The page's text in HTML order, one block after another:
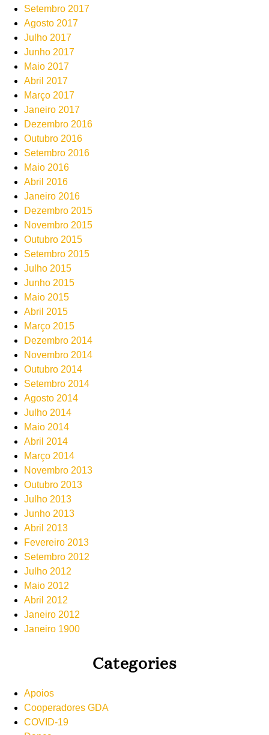
Setembro 2017
Agosto 2017
Julho 2017
Junho 2017
Maio 2017
Abril 2017
Março 2017
Janeiro 2017
Dezembro 2016
Outubro 2016
Setembro 2016
Maio 2016
Abril 2016
Janeiro 2016
Dezembro 2015
Novembro 2015
Outubro 2015
Setembro 2015
Julho 2015
Junho 2015
Maio 2015
Abril 2015
Março 2015
Dezembro 2014
Novembro 2014
Outubro 2014
Setembro 2014
Agosto 2014
Julho 2014
Maio 2014
Abril 2014
Março 2014
Novembro 2013
Outubro 2013
Julho 2013
Junho 2013
Abril 2013
Fevereiro 2013
Setembro 2012
Julho 2012
Maio 2012
Abril 2012
Janeiro 2012
Janeiro 1900
Categories
Apoios
Cooperadores GDA
COVID-19